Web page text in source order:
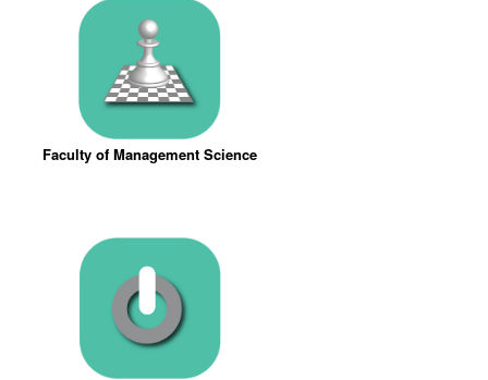
Faculty of Management Science